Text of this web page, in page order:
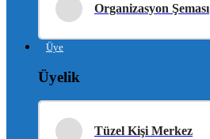
Organizasyon Şeması
Üye
Üyelik
Tüzel Kişi Merkez